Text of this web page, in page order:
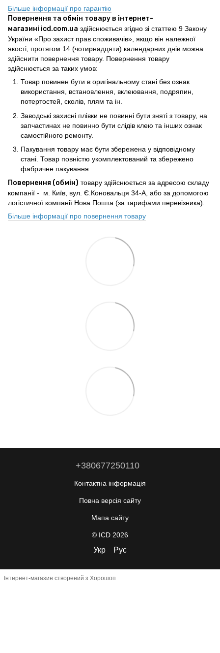
Більше інформації про гарантію
Повернення та обмін товару в інтернет-
магазині icd.com.ua здійснюється згідно зі статтею 9 Закону
України «Про захист прав споживачів», якщо він належної
якості, протягом 14 (чотирнадцяти) календарних днів можна
здійснити повернення товару. Повернення товару
здійснюється за таких умов:
Товар повинен бути в оригінальному стані без ознак
використання, встановлення, вклеювання, подряпин,
потертостей, сколів, плям та ін.
Заводські захисні плівки не повинні бути зняті з товару, на
запчастинах не повинно бути слідів клею та інших ознак
самостійного ремонту.
Пакування товару має бути збережена у відповідному
стані. Товар повністю укомплектований та збережено
фабричне пакування.
Повернення (обмін) товару здійснюється за адресою складу
компанії - м. Київ, вул. Є.Коновальця 34-А, або за допомогою
логістичної компанії Нова Пошта (за тарифами перевізника).
Більше інформації про повернення товару
+380677250110
Контактна інформація
Повна версія сайту
Мапа сайту
© ICD 2026
Укр Рус
Інтернет-магазин створений з Хорошоп